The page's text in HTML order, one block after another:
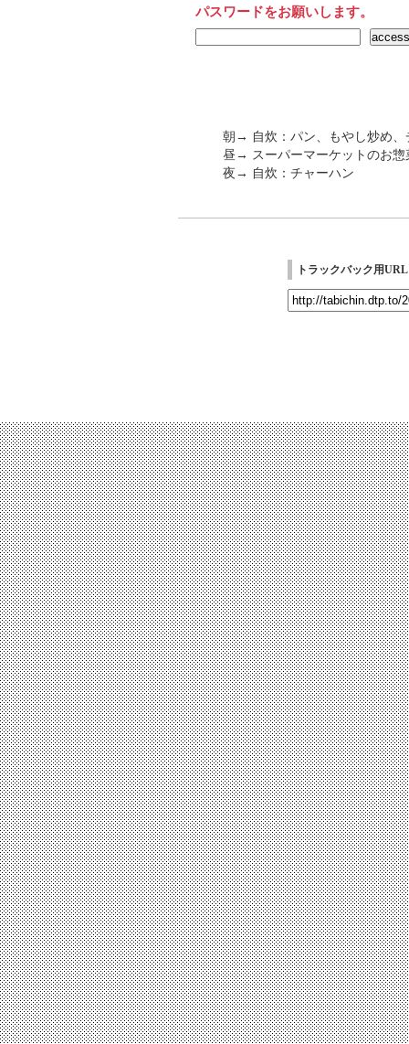
パスワードをお願いします。
朝→ 自炊：パン、もやし炒め、
昼→ スーパーマーケットのお惣
夜→ 自炊：チャーハン
トラックバック用URL